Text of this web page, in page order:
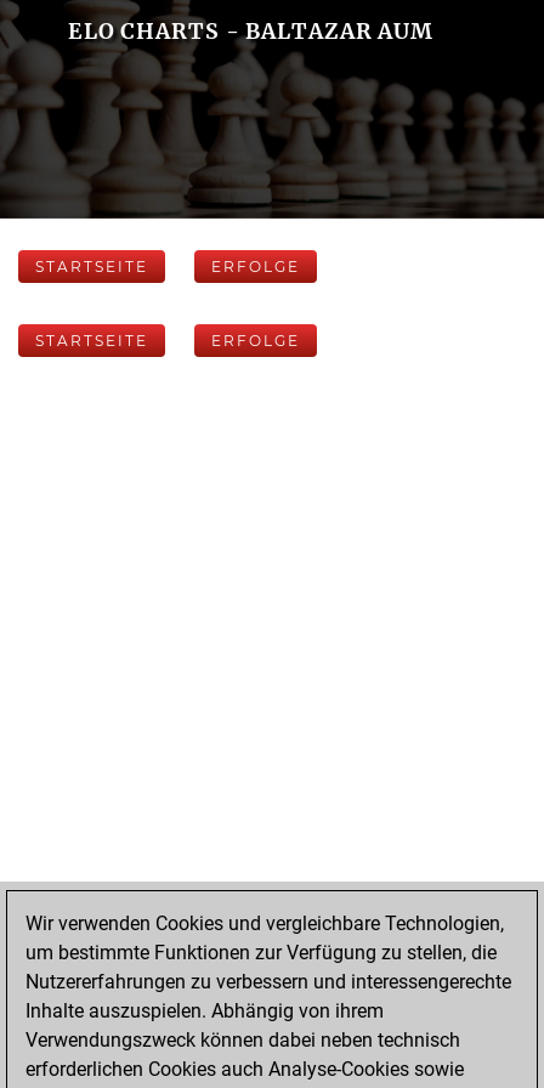
ELO CHARTS - BALTAZAR AUM
STARTSEITE ERFOLGE
STARTSEITE ERFOLGE
Wir verwenden Cookies und vergleichbare Technologien,
um bestimmte Funktionen zur Verfügung zu stellen, die
Nutzererfahrungen zu verbessern und interessengerechte
Inhalte auszuspielen. Abhängig von ihrem
Verwendungszweck können dabei neben technisch
erforderlichen Cookies auch Analyse-Cookies sowie